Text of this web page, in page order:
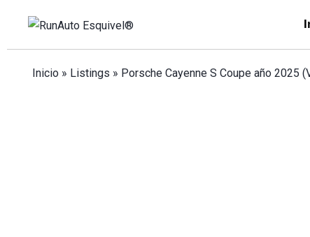
Inicio» Listings » Porsche Cayenne S Coupe año 2025